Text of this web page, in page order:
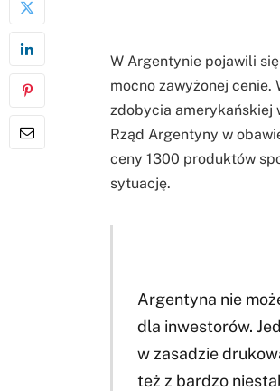
W Argentynie pojawili
mocno zawyżonej
zdobycia amerykańskiej
Rząd Argentyny w
ceny 1300 produktów
sytuację.
Argentyna nie
dla inwestorów.
w zasadzie
też z bardzo